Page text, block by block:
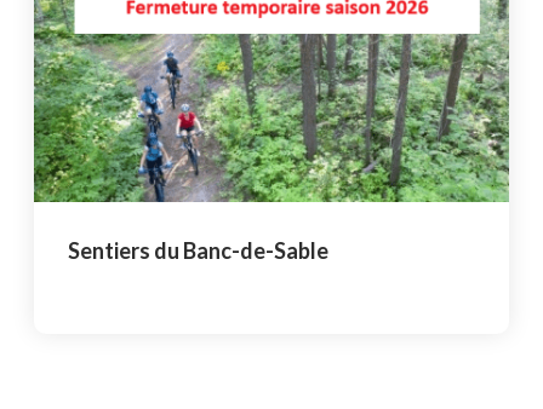
Sentiers du Banc-de-Sable